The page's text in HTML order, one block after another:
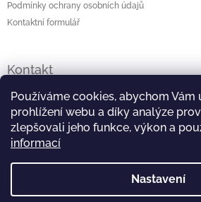
Používáme cookies, abychom
prohlížení webu a díky analýze
zlepšovali jeho funkce, výkon a
informací
Nastavení
Podmínky ochrany osobních údajů
Kontaktní formulář
Kontakt
lenka@originalniporcelan.cz
+420 724 872 504
https://www.facebook.com/studiomaliska
https://www.instagram.com/